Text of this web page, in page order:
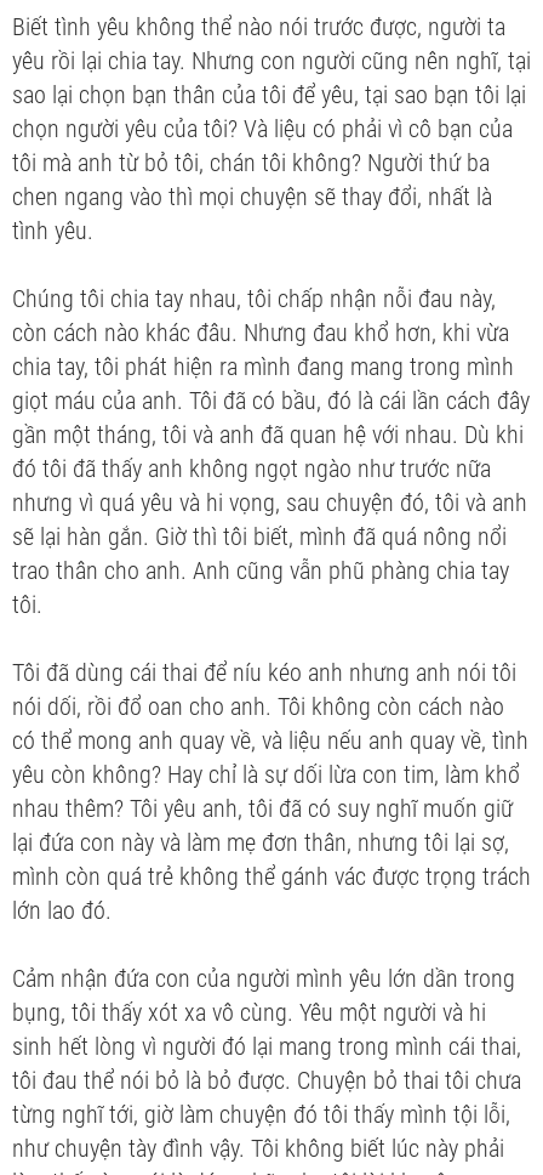
Biết tình yêu không thể nào nói trước được, người ta
yêu rồi lại chia tay. Nhưng con người cũng nên nghĩ, tại
sao lại chọn bạn thân của tôi để yêu, tại sao bạn tôi lại
chọn người yêu của tôi? Và liệu có phải vì cô bạn của
tôi mà anh từ bỏ tôi, chán tôi không? Người thứ ba
chen ngang vào thì mọi chuyện sẽ thay đổi, nhất là
tình yêu.
Chúng tôi chia tay nhau, tôi chấp nhận nỗi đau này,
còn cách nào khác đâu. Nhưng đau khổ hơn, khi vừa
chia tay, tôi phát hiện ra mình đang mang trong mình
giọt máu của anh. Tôi đã có bầu, đó là cái lần cách đây
gần một tháng, tôi và anh đã quan hệ với nhau. Dù khi
đó tôi đã thấy anh không ngọt ngào như trước nữa
nhưng vì quá yêu và hi vọng, sau chuyện đó, tôi và anh
sẽ lại hàn gắn. Giờ thì tôi biết, mình đã quá nông nổi
trao thân cho anh. Anh cũng vẫn phũ phàng chia tay
tôi.
Tôi đã dùng cái thai để níu kéo anh nhưng anh nói tôi
nói dối, rồi đổ oan cho anh. Tôi không còn cách nào
có thể mong anh quay về, và liệu nếu anh quay về, tình
yêu còn không? Hay chỉ là sự dối lừa con tim, làm khổ
nhau thêm? Tôi yêu anh, tôi đã có suy nghĩ muốn giữ
lại đứa con này và làm mẹ đơn thân, nhưng tôi lại sợ,
mình còn quá trẻ không thể gánh vác được trọng trách
lớn lao đó.
Cảm nhận đứa con của người mình yêu lớn dần trong
bụng, tôi thấy xót xa vô cùng. Yêu một người và hi
sinh hết lòng vì người đó lại mang trong mình cái thai,
tôi đau thể nói bỏ là bỏ được. Chuyện bỏ thai tôi chưa
từng nghĩ tới, giờ làm chuyện đó tôi thấy mình tội lỗi,
như chuyện tày đình vậy. Tôi không biết lúc này phải